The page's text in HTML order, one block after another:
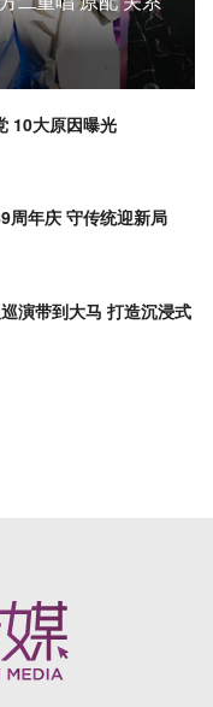
10大原因曝光
周年庆 守传统迎新局
演带到大马 打造沉浸式